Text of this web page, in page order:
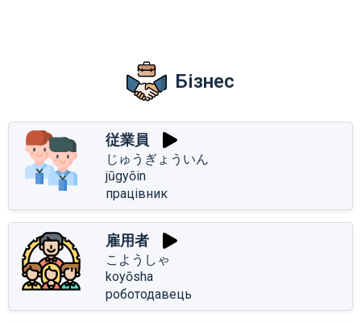
Бізнес
従業員
じゅうぎょういん
jūgyōin
працівник
雇用者
こようしゃ
koyōsha
роботодавець